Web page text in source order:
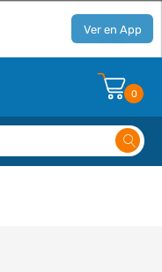
Ver en App
0